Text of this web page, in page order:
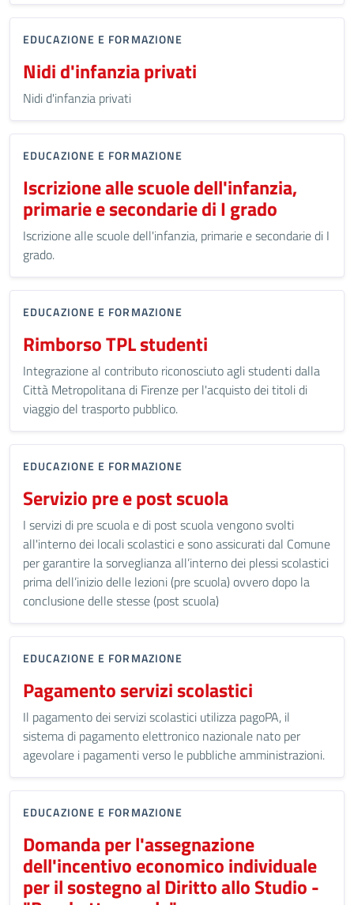
EDUCAZIONE E FORMAZIONE
Nidi d'infanzia privati
Nidi d'infanzia privati
EDUCAZIONE E FORMAZIONE
Iscrizione alle scuole dell'infanzia,
primarie e secondarie di I grado
Iscrizione alle scuole dell'infanzia, primarie e secondarie di I
grado.
EDUCAZIONE E FORMAZIONE
Rimborso TPL studenti
Integrazione al contributo riconosciuto agli studenti dalla
Città Metropolitana di Firenze per l'acquisto dei titoli di
viaggio del trasporto pubblico.
EDUCAZIONE E FORMAZIONE
Servizio pre e post scuola
I servizi di pre scuola e di post scuola vengono svolti
all'interno dei locali scolastici e sono assicurati dal Comune
per garantire la sorveglianza all’interno dei plessi scolastici
prima dell’inizio delle lezioni (pre scuola) ovvero dopo la
conclusione delle stesse (post scuola)
EDUCAZIONE E FORMAZIONE
Pagamento servizi scolastici
Il pagamento dei servizi scolastici utilizza pagoPA, il
sistema di pagamento elettronico nazionale nato per
agevolare i pagamenti verso le pubbliche amministrazioni.
EDUCAZIONE E FORMAZIONE
Domanda per l'assegnazione
dell'incentivo economico individuale
per il sostegno al Diritto allo Studio -